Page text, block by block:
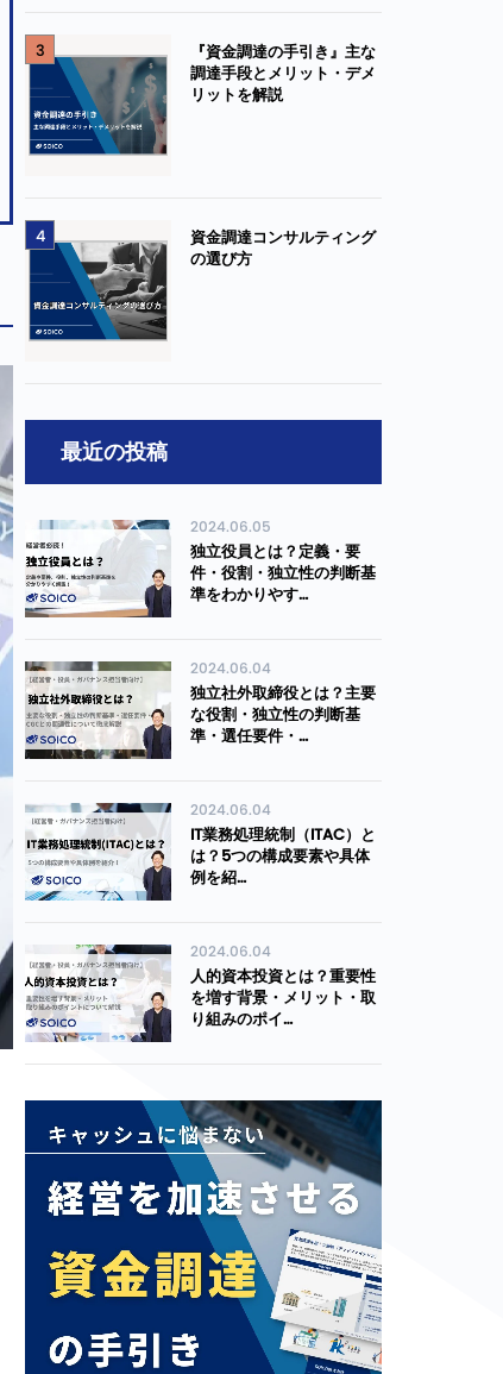
3
『資金調達の手引き』主な
調達手段とメリット・デメ
リットを解説
4
資金調達コンサルティング
の選び方
最近の投稿
2024.06.05
独立役員とは？定義・要
件・役割・独立性の判断基
準をわかりやす…
2024.06.04
独立社外取締役とは？主要
な役割・独立性の判断基
準・選任要件・…
2024.06.04
IT業務処理統制（ITAC）と
は？5つの構成要素や具体
例を紹…
2024.06.04
人的資本投資とは？重要性
を増す背景・メリット・取
り組みのポイ…